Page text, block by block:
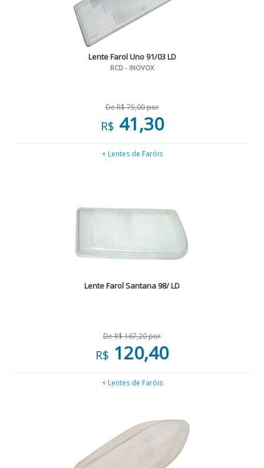
Lente Farol Uno 91/03 LD
RCD - INOVOX
De R$ 75,00 por
R$ 41,30
+ Lentes de Faróis
Lente Farol Santana 98/ LD
De R$ 167,20 por
R$ 120,40
+ Lentes de Faróis